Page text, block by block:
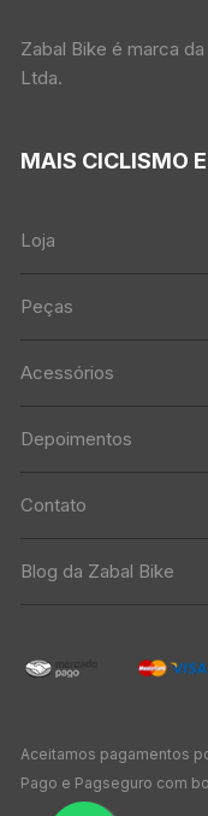
Zabal Bike é marca
Ltda.
MAIS CICLISMO
Loja
Peças
Acessórios
Depoimentos
Contato
Blog da Zabal Bike
Aceitamos pagamentos
Pago e Pagseguro com